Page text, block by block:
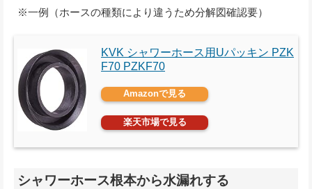
※一例（ホースの種類により違うため分解図確認要）
KVK シャワーホース用Uパッキン PZK
F70 PZKF70
Amazonで見る
楽天市場で見る
シャワーホース根本から水漏れする